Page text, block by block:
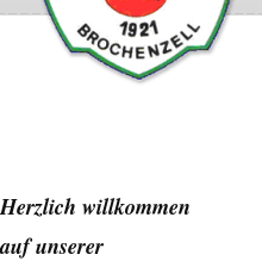
Herzlich willkommen
auf unserer